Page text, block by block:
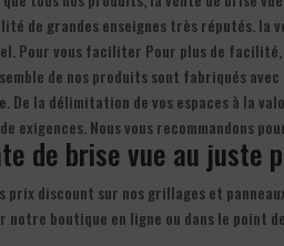
de grandes enseignes très réputés. la
Pour vous faciliter Pour plus de
de nos produits sont fabriqués
De la délimitation de vos espaces à la
exigences. Nous vous recommandons
de brise vue au juste
prix discount sur nos grillages et
notre boutique en ligne ou dans le point